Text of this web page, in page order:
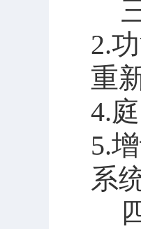
2.
重
4.
5.
系